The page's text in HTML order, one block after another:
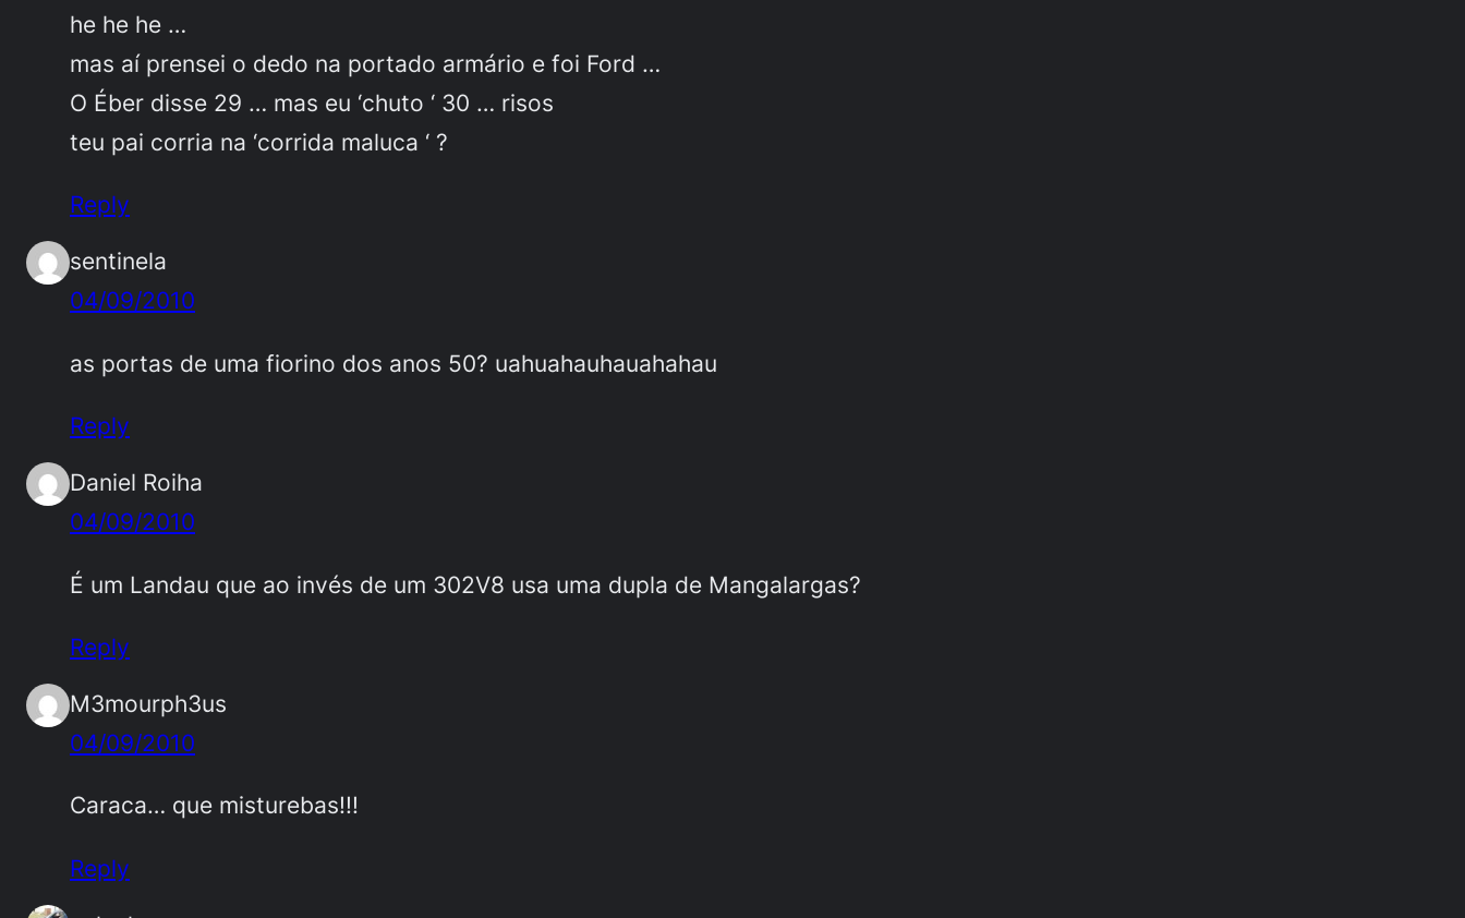
he he he …
mas aí prensei o dedo na portado armário e foi Ford …
O Éber disse 29 … mas eu ‘chuto ‘ 30 … risos
teu pai corria na ‘corrida maluca ‘ ?
Reply
sentinela
04/09/2010
as portas de uma fiorino dos anos 50? uahuahauhauahahau
Reply
Daniel Roiha
04/09/2010
É um Landau que ao invés de um 302V8 usa uma dupla de Mangalargas?
Reply
M3mourph3us
04/09/2010
Caraca… que misturebas!!!
Reply